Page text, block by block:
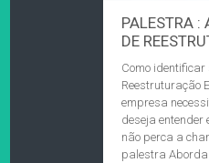
PALESTRA :
DE
Como
Reestruturação
empresa
deseja
não perca a
palestra